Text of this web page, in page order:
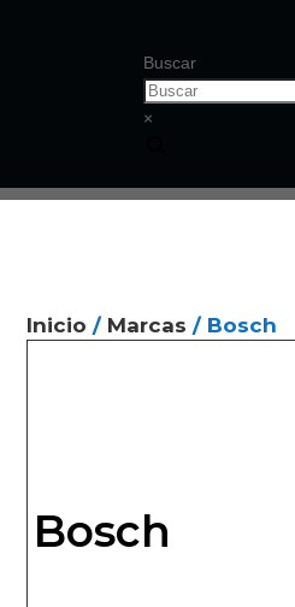
Buscar
×
Inicio / Marcas / Bosch
Bosch